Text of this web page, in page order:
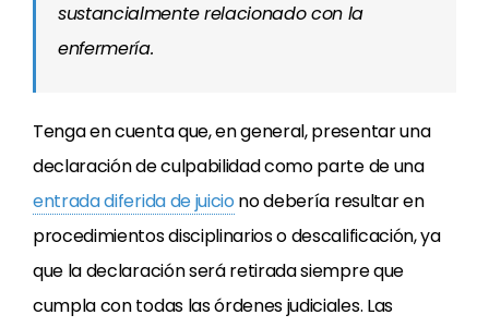
sustancialmente relacionado con la
enfermería.
Tenga en cuenta que, en general, presentar una
declaración de culpabilidad como parte de una
entrada diferida de juicio no debería resultar en
procedimientos disciplinarios o descalificación, ya
que la declaración será retirada siempre que
cumpla con todas las órdenes judiciales. Las